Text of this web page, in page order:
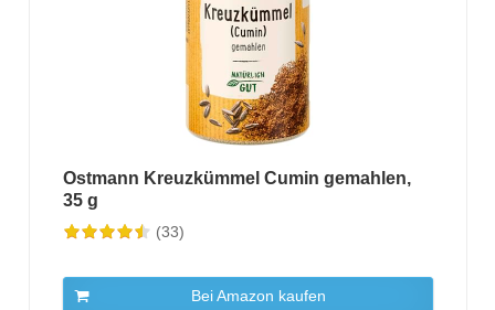
Ostmann Kreuzkümmel Cumin gemahlen,
35 g
(33)
Bei Amazon kaufen